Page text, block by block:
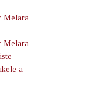
Melara
Melara
a